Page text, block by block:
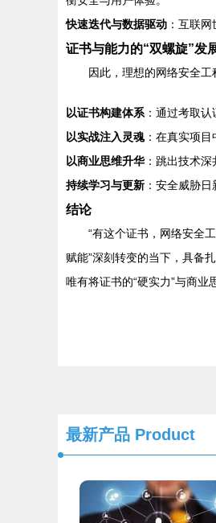
快速迭代与数据驱动 ：互联
证书与能力的“双螺旋”发
因此，理想的网络安全工
以证书构建体系 ：通过考取
以实战注入灵魂：在真实项目
以商业思维升华：跳出技术深
持续学习与更新 ：安全威胁
结论
“有这个证书，网络安全
赋能”深刻转变的当下，具备
唯有将证书的“硬实力”与商业
最新产品 Product